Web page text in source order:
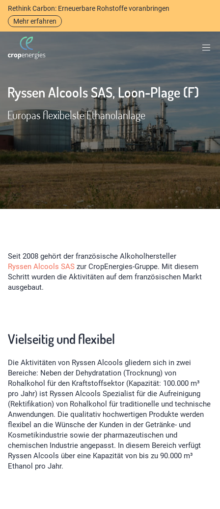
Rethink Carbon: Erneuerbare Rohstoffe voranbringen
Mehr erfahren
Ryssen Alcools SAS, Loon-Plage (F)
Europas flexibelste Ethanolanlage
Seit 2008 gehört der französische Alkoholhersteller
Ryssen Alcools SAS zur CropEnergies-Gruppe. Mit diesem
Schritt wurden die Aktivitäten auf dem französischen Markt
ausgebaut.
Vielseitig und flexibel
Die Aktivitäten von Ryssen Alcools gliedern sich in zwei
Bereiche: Neben der Dehydratation (Trocknung) von
Rohalkohol für den Kraftstoffsektor (Kapazität: 100.000 m³
pro Jahr) ist Ryssen Alcools Spezialist für die Aufreinigung
(Rektifikation) von Rohalkohol für traditionelle und technische
Anwendungen. Die qualitativ hochwertigen Produkte werden
flexibel an die Wünsche der Kunden in der Getränke- und
Kosmetikindustrie sowie der pharmazeutischen und
chemischen Industrie angepasst. In diesem Bereich verfügt
Ryssen Alcools über eine Kapazität von bis zu 90.000 m³
Ethanol pro Jahr.